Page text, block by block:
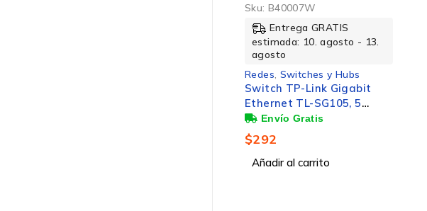
Sku: B40007W
Entrega GRATIS
estimada: 10. agosto - 13.
agosto
Redes Switches y Hubs
Switch TP-Link Gigabit
Ethernet TL-SG105, 5
Puertos 10/100/1000Mbps,
10 Gbit/s, 2.000 Entradas -
No Administrable
$292
Añadir al carrito